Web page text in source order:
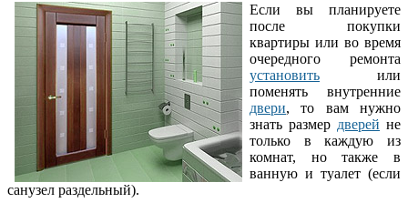
Если вы планируете
после покупки
квартиры или во время
очередного ремонта
установить или
поменять внутренние
двери, то вам нужно
знать размер дверей не
только в каждую из
комнат, но также в
ванную и туалет (если
санузел раздельный).